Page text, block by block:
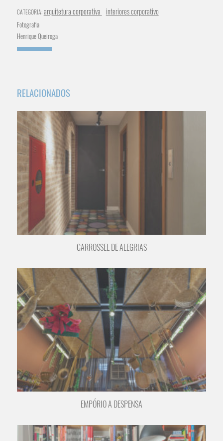
CATEGORIA:arquitetura corporativa interiores corporativo
Fotografia
Henrique Queiroga
RELACIONADOS
CARROSSEL DE ALEGRIAS
EMPÓRIO A DESPENSA